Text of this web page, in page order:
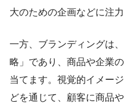
大のための企画などに注力
一方、ブランディングは
略」であり、商品や企業
当てます。視覚的イメー
どを通じて、顧客に商品